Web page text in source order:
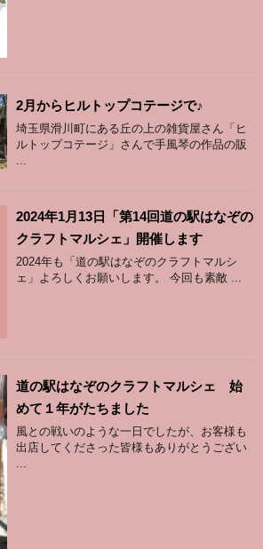
2月からヒルトップコテージで♪
埼玉県滑川町にある丘の上の雑貨屋さん「ヒ
ルトップコテージ」さんで手風琴の作品の販
2024年1月13日「第14回道の駅はなぞの
クラフトマルシェ」開催します
2024年も「道の駅はなぞのクラフトマルシ
ェ」よろしくお願いします。 今回も素敵 ...
道の駅はなぞのクラフトマルシェ 始
めて１年がたちました
風との戦いのような一日でしたが、お客様も
出店してくださった皆様もありがとうござい